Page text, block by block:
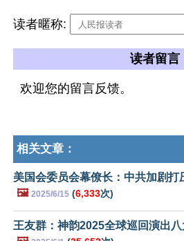
读者暱称:
读者留言
欢迎您的留言反馈。
相关文章：
美国会委员会幕僚长：中共加剧打
🖼️ 2025/6/15 (6,333次)
王友群：神韵2025全球巡回演出八